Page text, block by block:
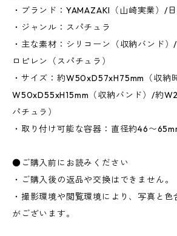
・ブランド：YAMAZAKI（山崎実業）/
・ジャンル：スパチュラ
・主な素材：シリコーン（収納バンド
ロピレン（スパチュラ）
・サイズ：約W50xD57xH75mm（収納
W50xD55xH15mm（収納バンド）/約
パチュラ）
・取り付け可能な容器：直径約46〜
●ご購入前にお読みください
・ご購入後の返品や交換はできません。
・撮影環境や閲覧環境により、写真と
がございます。